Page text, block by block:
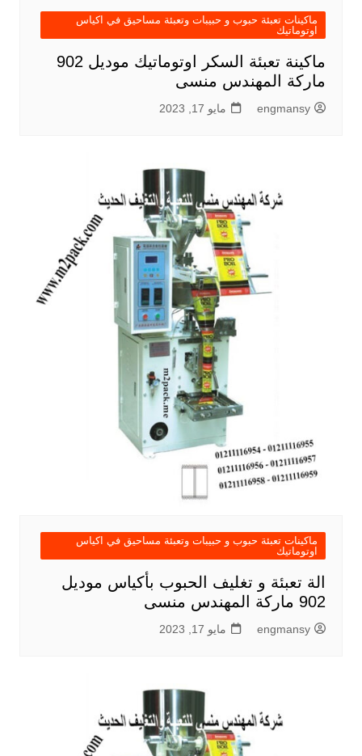
ماكينات تعبئة حبوب و حبيبات وتعبئة مساحيق في اكياس
اوتوماتيك
ماكينة تعبئة السكر اوتوماتيك موديل 902
ماركة المهندس منسى
engmansy مايو 17, 2023
ماكينات تعبئة حبوب و حبيبات وتعبئة مساحيق في اكياس
اوتوماتيك
الة تعبئة و تغليف الحبوب بأكياس موديل
902 ماركة المهندس منسى
engmansy مايو 17, 2023